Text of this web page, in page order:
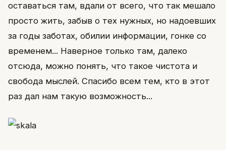
оставаться там, вдали от всего, что так мешало
просто жить, забыв о тех нужных, но надоевших
за годы заботах, обилии информации, гонке со
временем... Наверное только там, далеко
отсюда, можно понять, что такое чистота и
свобода мыслей. Спасибо всем тем, кто в этот
раз дал нам такую возможность...